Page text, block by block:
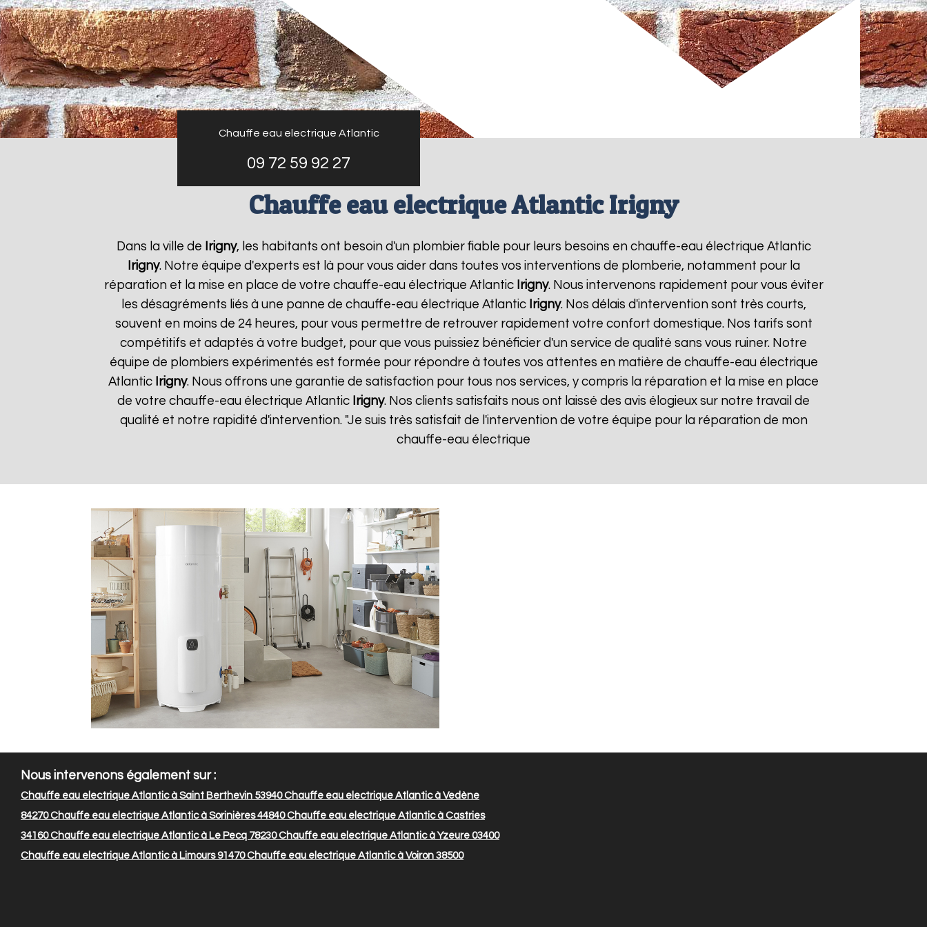
Chauffe eau electrique Atlantic
09 72 59 92 27
Chauffe eau electrique Atlantic Irigny
Dans la ville de Irigny, les habitants ont besoin d'un plombier fiable pour leurs besoins en chauffe-eau électrique Atlantic
Irigny. Notre équipe d'experts est là pour vous aider dans toutes vos interventions de plomberie, notamment pour la
réparation et la mise en place de votre chauffe-eau électrique Atlantic Irigny. Nous intervenons rapidement pour vous éviter
les désagréments liés à une panne de chauffe-eau électrique Atlantic Irigny. Nos délais d'intervention sont très courts,
souvent en moins de 24 heures, pour vous permettre de retrouver rapidement votre confort domestique. Nos tarifs sont
compétitifs et adaptés à votre budget, pour que vous puissiez bénéficier d'un service de qualité sans vous ruiner. Notre
équipe de plombiers expérimentés est formée pour répondre à toutes vos attentes en matière de chauffe-eau électrique
Atlantic Irigny. Nous offrons une garantie de satisfaction pour tous nos services, y compris la réparation et la mise en place
de votre chauffe-eau électrique Atlantic Irigny. Nos clients satisfaits nous ont laissé des avis élogieux sur notre travail de
qualité et notre rapidité d'intervention. "Je suis très satisfait de l'intervention de votre équipe pour la réparation de mon
chauffe-eau électrique
Nous intervenons également sur :
Chauffe eau electrique Atlantic à Saint Berthevin 53940Chauffe eau electrique Atlantic à Vedène
84270Chauffe eau electrique Atlantic à Sorinières 44840Chauffe eau electrique Atlantic à Castries
34160Chauffe eau electrique Atlantic à Le Pecq 78230Chauffe eau electrique Atlantic à Yzeure 03400
Chauffe eau electrique Atlantic à Limours 91470Chauffe eau electrique Atlantic à Voiron 38500